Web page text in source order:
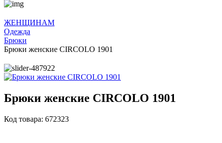
ЖЕНЩИНАМ
Одежда
Брюки
Брюки женские CIRCOLO 1901
Брюки женские CIRCOLO 1901
Код товара: 672323